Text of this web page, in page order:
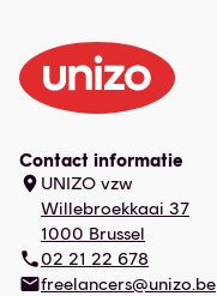
Contact informatie
UNIZO vzw
Willebroekkaai 37
1000 Brussel
02 21 22 678
freelancers@unizo.be